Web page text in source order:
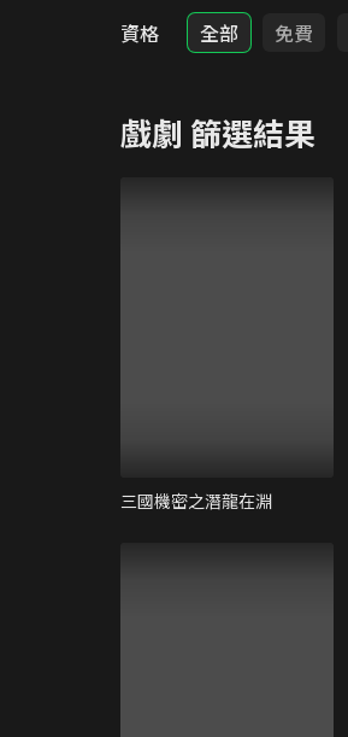
資格
全部 免費
戲劇 篩選結果
三國機密之潛龍在淵